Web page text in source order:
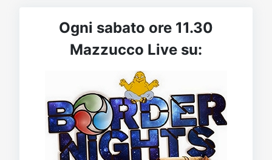
Ogni sabato ore 11.30
Mazzucco Live su: